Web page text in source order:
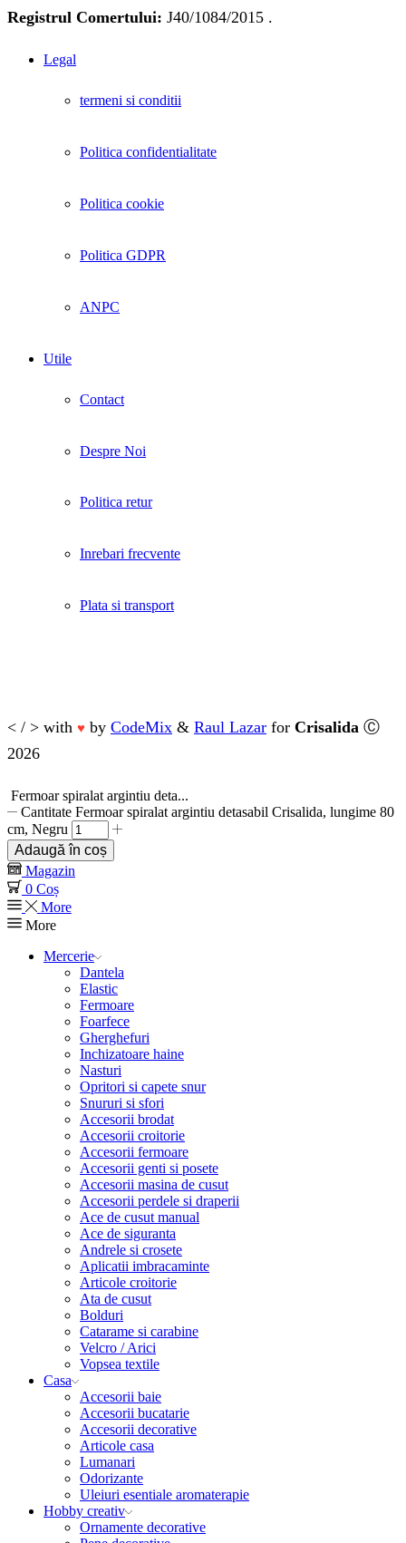
Registrul Comertului: J40/1084/2015 .
Legal
termeni si conditii
Politica confidentialitate
Politica cookie
Politica GDPR
ANPC
Utile
Contact
Despre Noi
Politica retur
Inrebari frecvente
Plata si transport
< / > with ♥ by CodeMix & Raul Lazar for Crisalida Ⓒ
2026
Fermoar spiralat argintiu deta...
Cantitate Fermoar spiralat argintiu detasabil Crisalida, lungime 80
cm, Negru
Adaugă în coș
Magazin
0 Coș
More
More
Mercerie
Dantela
Elastic
Fermoare
Foarfece
Gherghefuri
Inchizatoare haine
Nasturi
Opritori si capete snur
Snururi si sfori
Accesorii brodat
Accesorii croitorie
Accesorii fermoare
Accesorii genti si posete
Accesorii masina de cusut
Accesorii perdele si draperii
Ace de cusut manual
Ace de siguranta
Andrele si crosete
Aplicatii imbracaminte
Articole croitorie
Ata de cusut
Bolduri
Catarame si carabine
Velcro / Arici
Vopsea textile
Casa
Accesorii baie
Accesorii bucatarie
Accesorii decorative
Articole casa
Lumanari
Odorizante
Uleiuri esentiale aromaterapie
Hobby creativ
Ornamente decorative